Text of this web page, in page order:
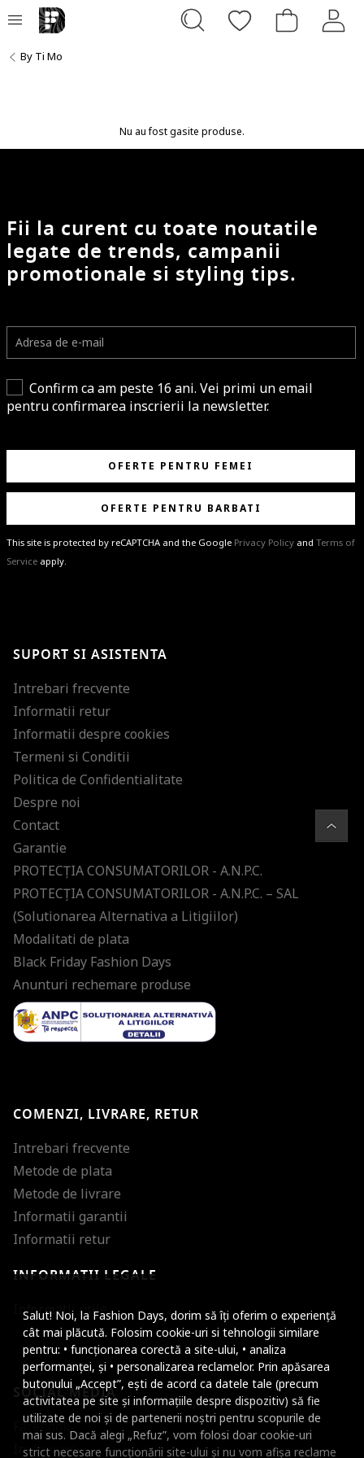
Salut! Noi, la Fashion Days, dorim să îți oferim o experiență
cât mai plăcută. Folosim cookie-uri si tehnologii similare
pentru: • funcționarea corectă a site-ului, • analiza
performanței, și • personalizarea reclamelor. Prin apăsarea
butonului „Accept”, ești de acord ca datele tale (precum
activitatea pe site și informațiile despre dispozitiv) să fie
utilizate de noi și de partenerii noștri pentru scopurile de
mai sus. Dacă alegi „Refuz”, vom folosi doar cookie-uri
strict necesare funcționării site-ului și nu vom afișa reclame
By Ti Mo
Nu au fost gasite produse.
Fii la curent cu toate noutatile
legate de trends, campanii
promotionale si styling tips.
Confirm ca am peste 16 ani. Vei primi un email
pentru confirmarea inscrierii la newsletter.
OFERTE PENTRU FEMEI
OFERTE PENTRU BARBATI
This site is protected by reCAPTCHA and the Google Privacy Policy and Terms of
Service apply.
ultimele tendinte in moda!
SUPORT SI ASISTENTA
Intrebari frecvente
Informatii retur
Informatii despre cookies
Termeni si Conditii
Politica de Confidentialitate
Despre noi
Contact
Garantie
PROTECŢIA CONSUMATORILOR - A.N.P.C.
PROTECŢIA CONSUMATORILOR - A.N.P.C. – SAL
(Solutionarea Alternativa a Litigiilor)
Modalitati de plata
Black Friday Fashion Days
Anunturi rechemare produse
COMENZI, LIVRARE, RETUR
Intrebari frecvente
Metode de plata
Metode de livrare
Informatii garantii
Informatii retur
INFORMATII LEGALE
Informatii utile
SOCIAL MEDIA
Facebook
Instagram
Micsoreaza
Mareste spatierea
Micsoreaza
Mareste inaltimea